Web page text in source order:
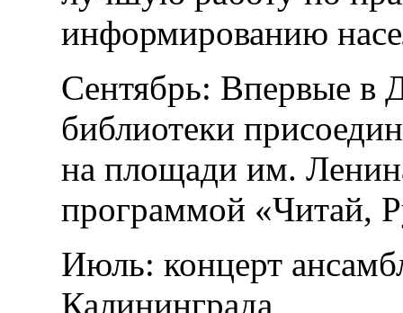
информированию
Сентябрь: Впервые в
библиотеки
на площади им.
программой «Читай,
Июль: концерт
Калининграда